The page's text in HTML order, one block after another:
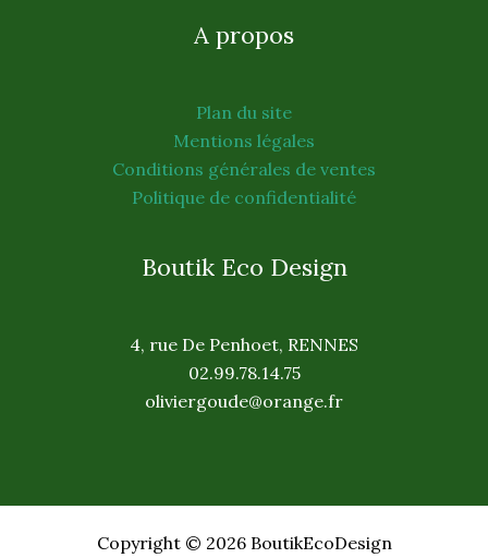
A propos
Plan du site
Mentions légales
Conditions générales de ventes
Politique de confidentialité
Boutik Eco Design
4, rue De Penhoet, RENNES
02.99.78.14.75
oliviergoude@orange.fr
Copyright © 2026 BoutikEcoDesign